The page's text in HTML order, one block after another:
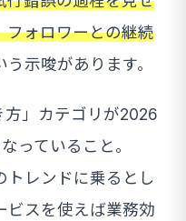
フォロワーとの継続
う示唆があります。
方」カテゴリが2026
っていること。
トレンドに乗るとし
ビスを使えば業務効